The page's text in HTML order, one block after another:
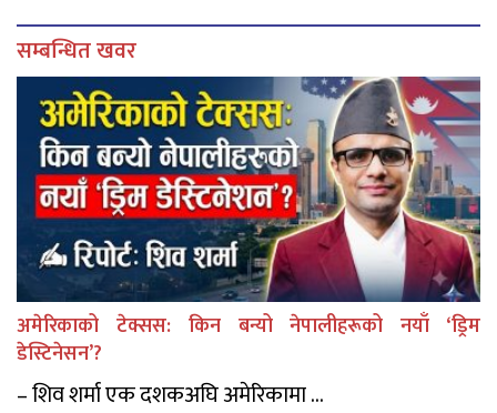
सम्बन्धित खवर
अमेरिकाको टेक्सस: किन बन्यो नेपालीहरूको नयाँ ‘ड्रिम
डेस्टिनेसन’?
– शिव शर्मा एक दशकअघि अमेरिकामा ...